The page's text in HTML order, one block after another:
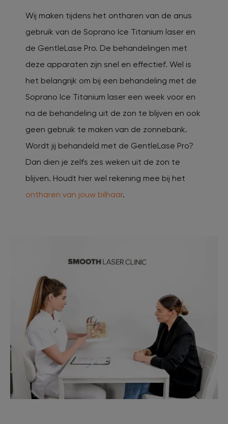
Wij maken tijdens het ontharen van de anus
gebruik van de Soprano Ice Titanium laser en
de GentleLase Pro. De behandelingen met
deze apparaten zijn snel en effectief. Wel is
het belangrijk om bij een behandeling met de
Soprano Ice Titanium laser een week voor en
na de behandeling uit de zon te blijven en ook
geen gebruik te maken van de zonnebank.
Wordt jij behandeld met de GentleLase Pro?
Dan dien je zelfs zes weken uit de zon te
blijven. Houdt hier wel rekening mee bij het
ontharen van jouw bilhaar.